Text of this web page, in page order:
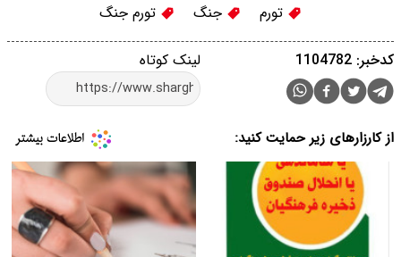
تورم جنگ تورم جنگ
لینک کوتاه کدخبر: 1104782
از کارزارهای زیر حمایت کنید: